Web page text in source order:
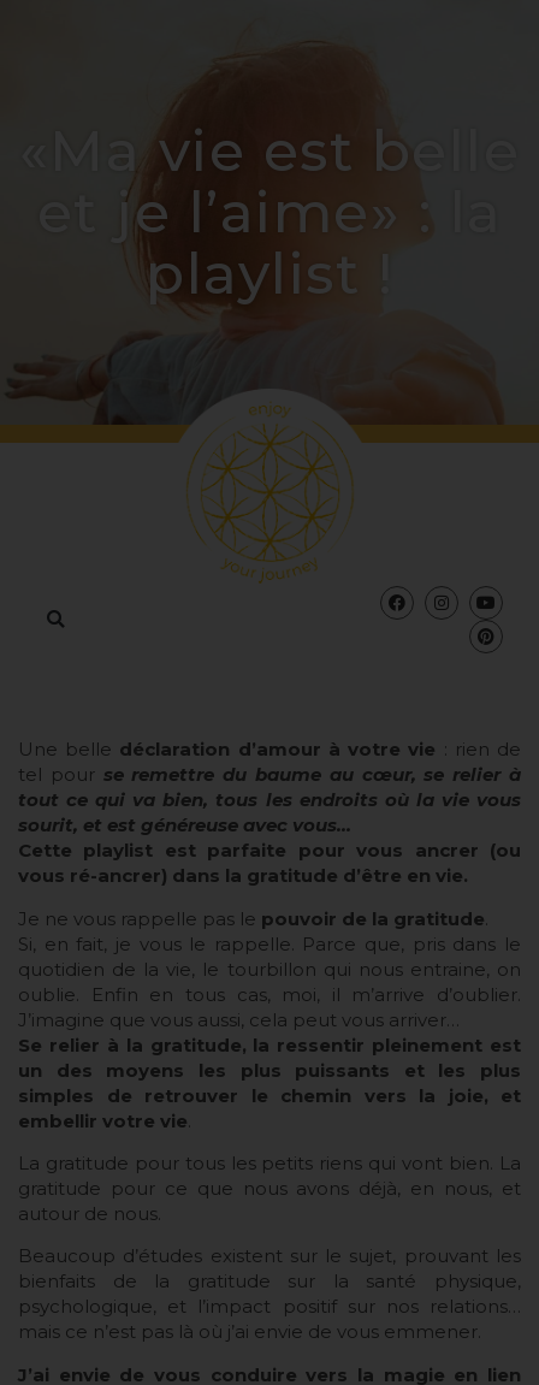
«Ma vie est belle
et je l’aime» : la
playlist !
Une belle déclaration d’amour à votre vie : rien de
tel pour se remettre du baume au cœur, se relier à
tout ce qui va bien, tous les endroits où la vie vous
sourit, et est généreuse avec vous…
Cette playlist est parfaite pour vous ancrer (ou
vous ré-ancrer) dans la gratitude d’être en vie.
Je ne vous rappelle pas le pouvoir de la gratitude
Si, en fait, je vous le rappelle. Parce que, pris dans le
quotidien de la vie, le tourbillon qui nous entraine, on
oublie. Enfin en tous cas, moi, il m’arrive d’oublier.
J’imagine que vous aussi, cela peut vous arriver…
Se relier à la gratitude, la ressentir pleinement est
un des moyens les plus puissants et les plus
simples de retrouver le chemin vers la joie, et
embellir votre vie
La gratitude pour tous les petits riens qui vont bien. La
gratitude pour ce que nous avons déjà, en nous, et
autour de nous.
Beaucoup d’études existent sur le sujet, prouvant les
bienfaits de la gratitude sur la santé physique,
psychologique, et l’impact positif sur nos relations…
mais ce n’est pas là où j’ai envie de vous emmener.
J’ai envie de vous conduire vers la magie en lien